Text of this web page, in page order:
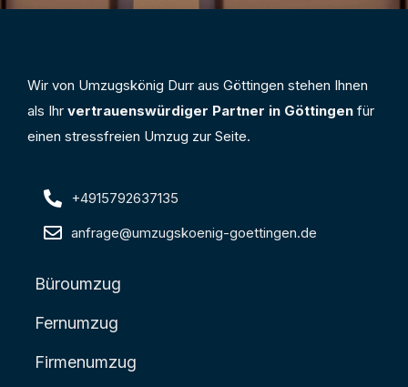
Wir von Umzugskönig Durr aus Göttingen stehen Ihnen
als Ihr vertrauenswürdiger Partner in Göttingen für
einen stressfreien Umzug zur Seite.
+4915792637135
anfrage@umzugskoenig-goettingen.de
Büroumzug
Fernumzug
Firmenumzug